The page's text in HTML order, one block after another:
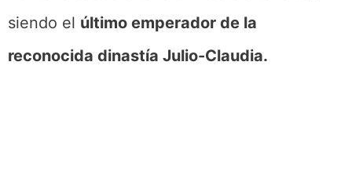
siendo el último emperador de la
reconocida dinastía Julio-Claudia.